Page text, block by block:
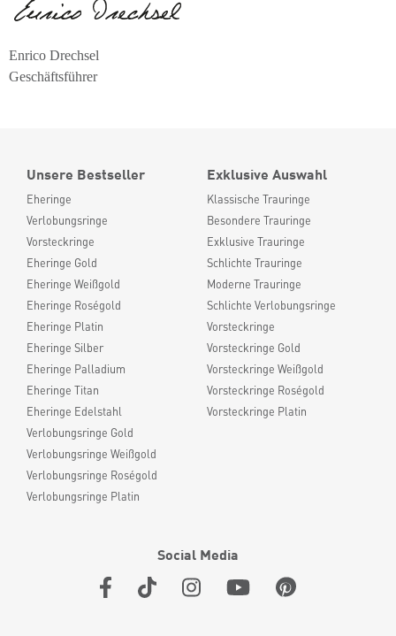
Enrico Drechsel
Geschäftsführer
Unsere Bestseller
Eheringe
Verlobungsringe
Vorsteckringe
Eheringe Gold
Eheringe Weißgold
Eheringe Roségold
Eheringe Platin
Eheringe Silber
Eheringe Palladium
Eheringe Titan
Eheringe Edelstahl
Verlobungsringe Gold
Verlobungsringe Weißgold
Verlobungsringe Roségold
Verlobungsringe Platin
Exklusive Auswahl
Klassische Trauringe
Besondere Trauringe
Exklusive Trauringe
Schlichte Trauringe
Moderne Trauringe
Schlichte Verlobungsringe
Vorsteckringe
Vorsteckringe Gold
Vorsteckringe Weißgold
Vorsteckringe Roségold
Vorsteckringe Platin
Social Media